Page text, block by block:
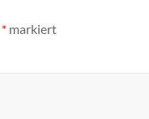
* markiert